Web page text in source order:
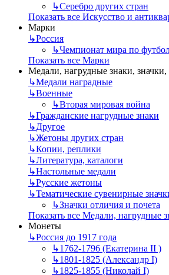
↳Серебро других стран
Показать все Искусство и
Марки
↳Россия
↳Чемпионат мира по
Показать все Марки
Медали, нагрудные знаки,
↳Mедали наградные
↳Военные
↳Вторая мировая война
↳Гражданские нагрудные знаки
↳Другое
↳Жетоны других стран
↳Копии, реплики
↳Литература, каталоги
↳Настольные медали
↳Русские жетоны
↳Тематические сувенирные
↳Значки отличия и почета
Показать все Медали, нагрудные
Монеты
↳Россия до 1917 года
↳1762-1796 (Екатерина II )
↳1801-1825 (Александр I)
↳1825-1855 (Николай I)